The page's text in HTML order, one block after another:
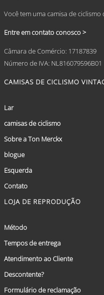
Você tem uma camisa de
Entre em contato conosco >
Câmara de Comércio: 17187839
Número de IVA: NL816079596B01
CAMISAS DE CICLISMO
Lar
camisas de ciclismo
Sobre a Ton Merckx
blogue
Esquerda
Contato
LOJA DE REPRODUÇÃO
Método
Tempos de entrega
Atendimento ao Cliente
Descontente?
Formulário de reclamação